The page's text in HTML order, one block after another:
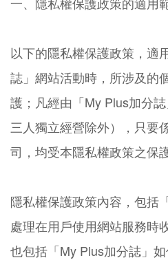
以下的隱私權保護政策，適
誌」網站活動時，所涉及的
護；凡經由「My Plus加分
三人獨立經營除外），只要
司，均受本隱私權政策之保護
隱私權保護政策內容，包括
處理在用戶使用網站服務時
也包括「My Plus加分誌」